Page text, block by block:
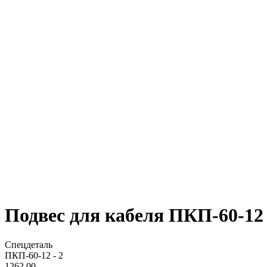
Подвес для кабеля ПКП-60-
Спецдеталь
ПКП-60-12 - 2